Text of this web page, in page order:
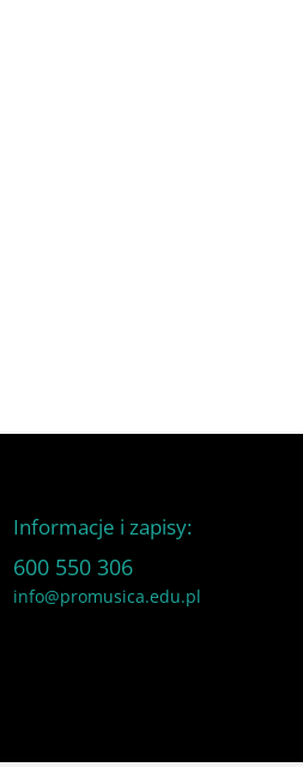
Informacje i zapisy:
600 550 306
info@promusica.edu.pl